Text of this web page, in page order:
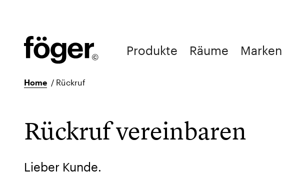
Produkte Räume Marken
Home / Rückruf
Rückruf vereinbaren
Lieber Kunde.